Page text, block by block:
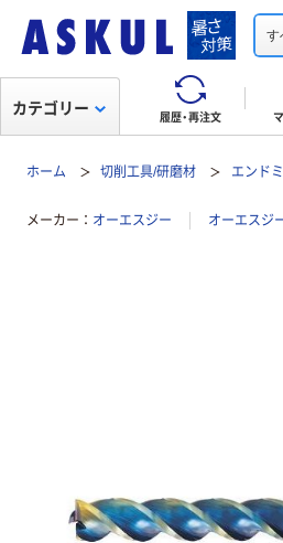
す
履歴・再注文
カテゴリー
ホーム 切削工具/研磨材 エンド
メーカー オーエスジー オーエスジ